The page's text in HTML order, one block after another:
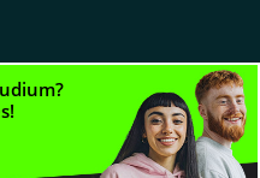
Nutzungsbedingungen